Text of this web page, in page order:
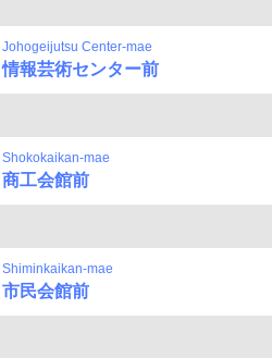
Johogeijutsu Center-mae
情報芸術センター前
Shokokaikan-mae
商工会館前
Shiminkaikan-mae
市民会館前